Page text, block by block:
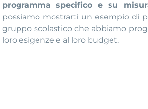
programma specifico e su
possiamo mostrarti un esempio di
gruppo scolastico che abbiamo
loro esigenze e al loro budget.